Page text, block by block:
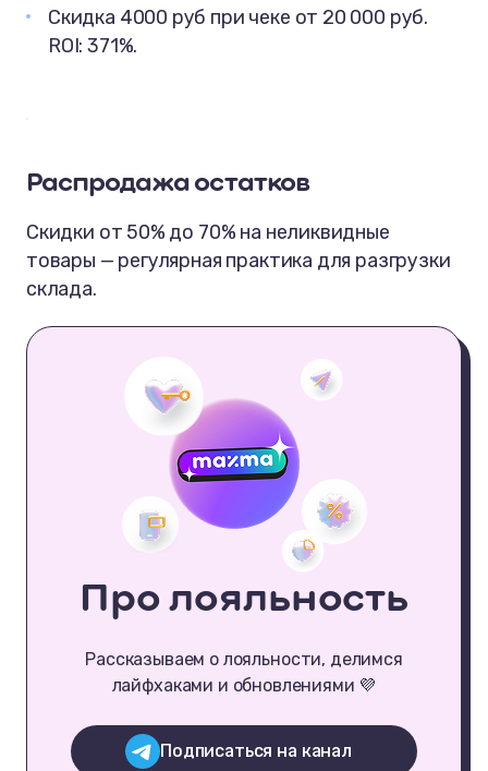
Скидка 4000 руб при чеке от 20 000 руб.
ROI: 371%.
Распродажа остатков
Скидки от 50% до 70% на неликвидные
товары — регулярная практика для разгрузки
склада.
Про лояльность
Рассказываем о лояльности, делимся
лайфхаками и обновлениями 💜
Подписаться на канал